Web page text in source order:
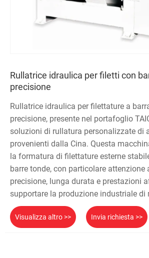
Rullatrice idraulica per filetti con
precisione
Rullatrice idraulica per filettature a
precisione, presente nel portafoglio
soluzioni di rullatura personalizzate di
provenienti dalla Cina. Questa
la formatura di filettature esterne
barre tonde, con particolare attenzione
precisione, lunga durata e prestazioni
supportare la produzione industriale di
Visualizza altro >> Invia richiesta >>